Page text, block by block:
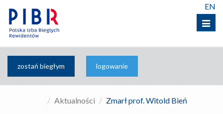
Menu
EN
zostań biegłym logowanie
Aktualności Zmarł prof. Witold Bień